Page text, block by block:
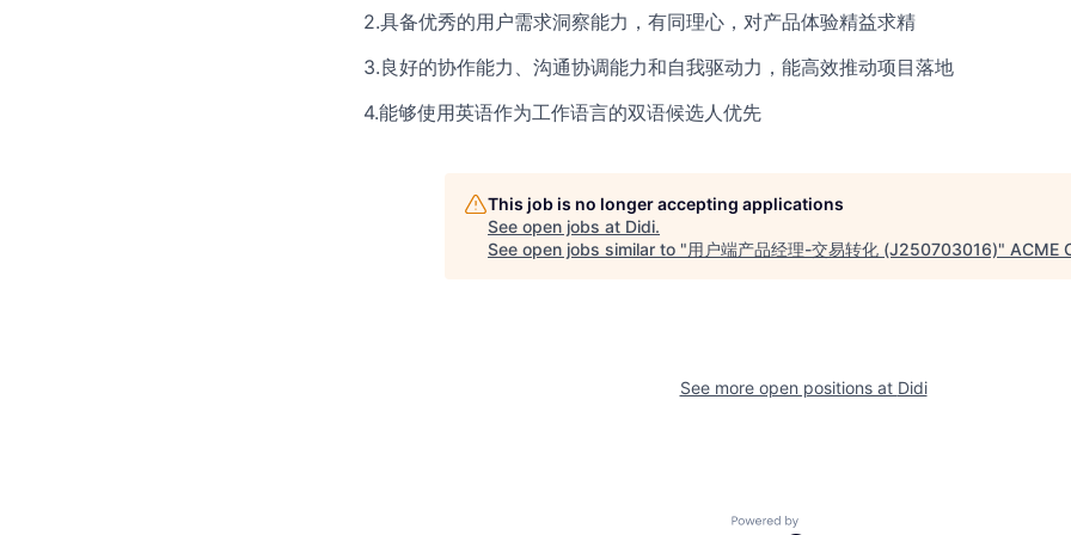
2.具备优秀的用户需求洞察能力，有同理心，对产品体验精益求精
3.良好的协作能力、沟通协调能力和自我驱动力，能高效推动项目落地
4.能够使用英语作为工作语言的双语候选人优先
This job is no longer accepting applications
See open jobs at Didi.
See open jobs similar to "用户端产品经理-交易转化 (J250703016)" ACME
See more open positions at Didi
Powered by Getro.com